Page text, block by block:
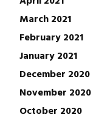
March 2021
February 2021
January 2021
December 2020
November 2020
October 2020